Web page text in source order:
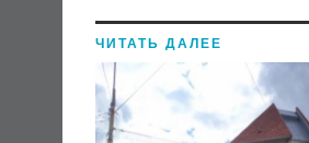
ЧИТАТЬ ДАЛЕЕ